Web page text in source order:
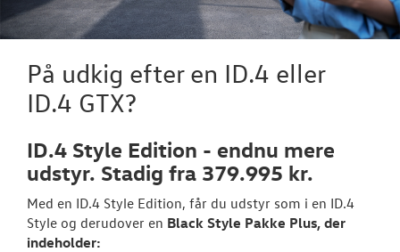
Bestil
Byg din
Elektrisk
På udkig efter en ID.4 eller
ID.4 GTX?
ID.4 Style Edition - endnu mere
udstyr. Stadig fra 379.995 kr.
Med en ID.4 Style Edition, får du udstyr som i en ID.4
Style og derudover en Black Style Pakke Plus, der
indeholder: